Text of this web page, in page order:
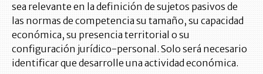
sea relevante en la definición de sujetos pasivos de
las normas de competencia su tamaño, su capacidad
económica, su presencia territorial o su
configuración jurídico-personal. Solo será necesario
identificar que desarrolle una actividad económica.